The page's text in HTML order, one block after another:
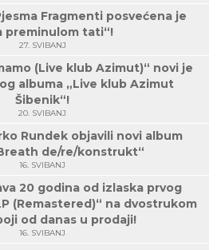
Fragmenti posvećena je
preminulom tati“!
27. SVIBANJ
(Live klub Azimut)“ novi je
albuma „Live klub Azimut
Šibenik“!
20. SVIBANJ
Rundek objavili novi album
de/re/konstrukt“
16. SVIBANJ
20 godina od izlaska prvog
(Remastered)“ na dvostrukom
od danas u prodaji!
16. SVIBANJ